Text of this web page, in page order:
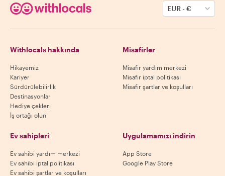
EUR-€
Withlocals hakkında
Hikayemiz
Kariyer
Sürdürülebilirlik
Destinasyonlar
Hediye çekleri
İş ortağı olun
Misafirler
Misafir yardım merkezi
Misafir iptal politikası
Misafir şartlar ve koşulları
Ev sahipleri
Ev sahibi yardım merkezi
Ev sahibi iptal politikası
Ev sahibi şartlar ve koşulları
Uygulamamızı indirin
App Store
Google Play Store